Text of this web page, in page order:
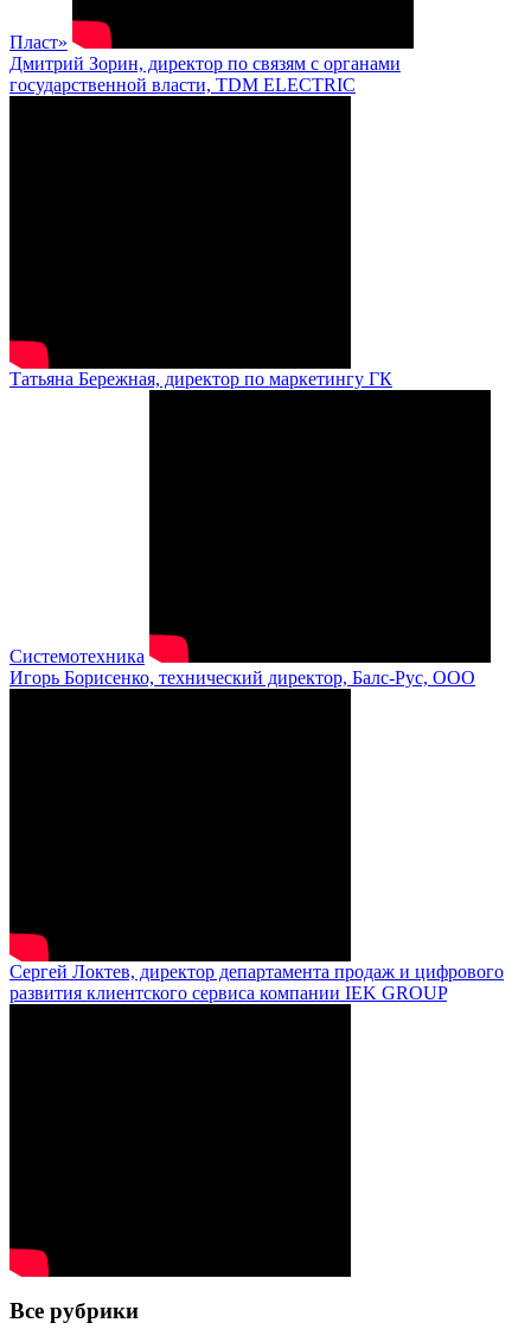
Пласт»
Дмитрий Зорин, директор по связям с органами
государственной власти, TDM ELECTRIC
Татьяна Бережная, директор по маркетингу ГК
Системотехника
Игорь Борисенко, технический директор, Балс-Рус, ООО
Сергей Локтев, директор департамента продаж и цифрового
развития клиентского сервиса компании IEK GROUP
Все рубрики